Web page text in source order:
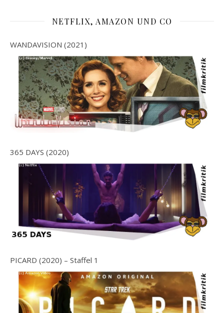
NETFLIX, AMAZON UND CO
WANDAVISION (2021)
365 DAYS (2020)
PICARD (2020) – Staffel 1